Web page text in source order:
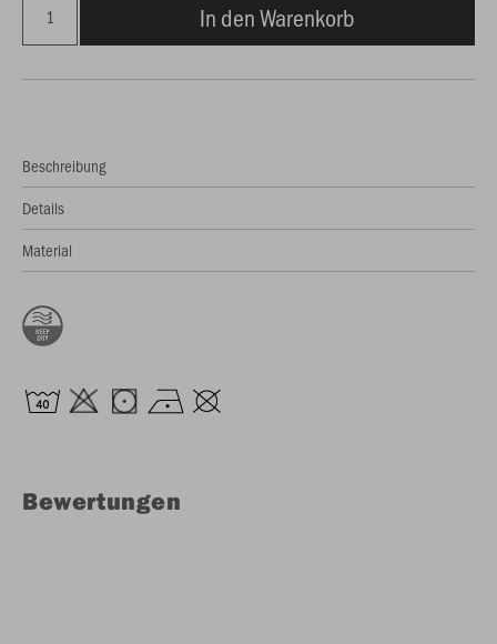
In den Warenkorb
Beschreibung
Details
Material
Bewertungen